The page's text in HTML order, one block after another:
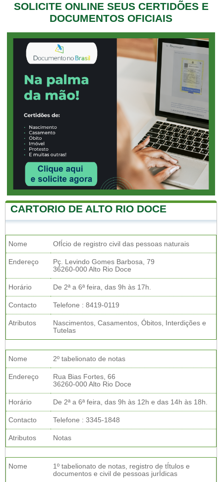
SOLICITE ONLINE SEUS CERTIDÕES E
DOCUMENTOS OFICIAIS
CARTORIO DE ALTO RIO DOCE
Nome OfÍcio de registro civil das pessoas naturais
Endereço
Pç. Levindo Gomes Barbosa, 79
36260-000 Alto Rio Doce
Horário De 2ª a 6ª feira, das 9h às 17h.
Contacto Telefone : 8419-0119
Atributos
Nascimentos, Casamentos, Óbitos, Interdições e
Tutelas
Nome 2º tabelionato de notas
Endereço
Rua Bias Fortes, 66
36260-000 Alto Rio Doce
Horário De 2ª a 6ª feira, das 9h às 12h e das 14h às 18h.
Contacto Telefone : 3345-1848
Atributos Notas
Nome
1º tabelionato de notas, registro de tÍtulos e
documentos e civil de pessoas jurÍdicas